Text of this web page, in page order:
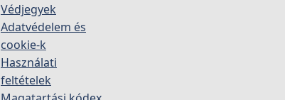
Védjegyek
Adatvédelem és
cookie-k
Használati
feltételek